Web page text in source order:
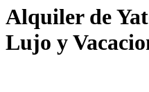
Alquiler de
Lujo y